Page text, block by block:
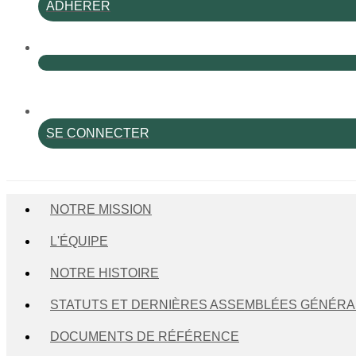
ADHÉRER
SE CONNECTER
NOTRE MISSION
L'ÉQUIPE
NOTRE HISTOIRE
STATUTS ET DERNIÈRES ASSEMBLÉES
DOCUMENTS DE RÉFÉRENCE